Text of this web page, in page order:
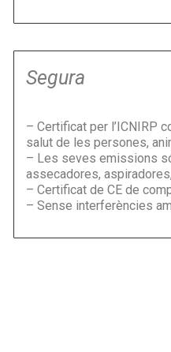
Segura
– Certificat per l’ICNIRP
salut de les persones,
– Les seves emissions
assecadores,
– Certificat de CE de
– Sense interferències